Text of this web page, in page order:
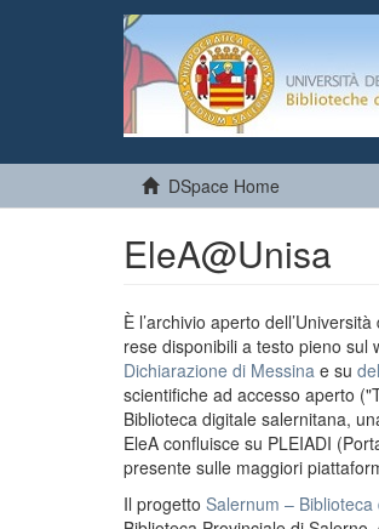
DSpace Home
EleA@Unisa
È l’archivio aperto
rese disponibili a testo pieno sul
Dichiarazione di Messina e su
scientifiche ad accesso aperto
Biblioteca digitale salernitana,
EleA confluisce su PLEIADI
presente sulle maggiori
Il progetto Salernum –